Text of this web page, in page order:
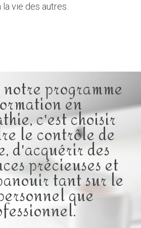
vie des autres.
programme
en
c'est choisir
le contrôle de
d'acquérir des
précieuses et
tant sur le
que